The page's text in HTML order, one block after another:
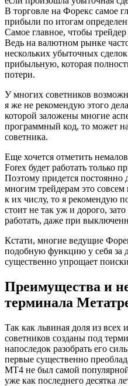
В торговле на Форекс самое
прибыли по итогам
Самое главное, чтобы
Ведь на валютном рынке
нескольких убыточных
прибыльную, которая
потери.
У многих советников
я же не рекомендую этого
которой заложены многие
программный код, то может
советника.
Еще хочется отметить
Forex будет работать только
Поэтому придется постоянно
многим трейдерам это
к их числу, то я рекомендую
стоит не так уж и дорого,
работать, даже при
Кстати, многие ведущие
подобную функцию у себя за
существенно упрощает
Преимущества и
терминала
Так как львиная доля из
советников созданы под
напоследок разобрать его
первые существенно
МТ4 не был самой
уже как последнего десятка